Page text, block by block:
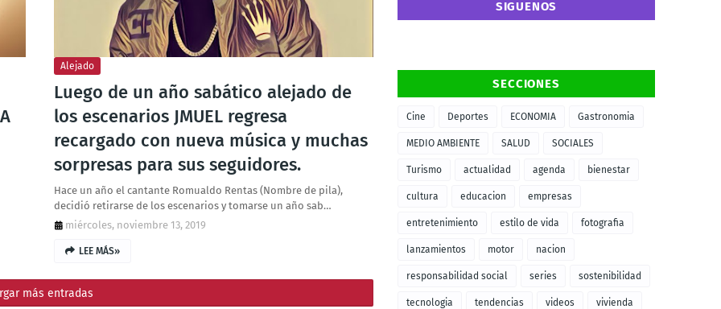
Alejado
Luego de un año sabático alejado de
los escenarios JMUEL regresa
recargado con nueva música y muchas
sorpresas para sus seguidores.
Hace un año el cantante Romualdo Rentas (Nombre de pila),
decidió retirarse de los escenarios y tomarse un año sab…
miércoles, noviembre 13, 2019
LEE MÁS»
más entradas
SIGUENOS
SECCIONES
Cine Deportes ECONOMIA Gastronomia
MEDIO AMBIENTE SALUD SOCIALES
Turismo actualidad agenda bienestar
cultura educacion empresas
entretenimiento estilo de vida fotografia
lanzamientos motor nacion
responsabilidad social series sostenibilidad
tecnologia tendencias videos vivienda